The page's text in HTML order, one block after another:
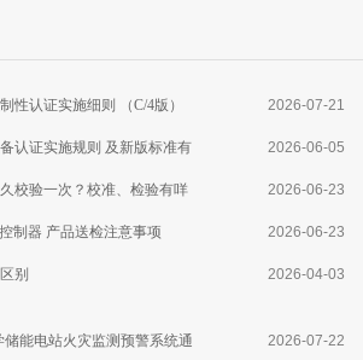
性认证实施细则 （C/4版）
产品新版 国家标准有关要求
2026-07-21
认证实施规则 及新版标准有 2026-06-05
校验一次？校准、检验有咩 2026-06-23
制器 产品送检注意事项 2026-06-23
别 2026-04-03
储能电站火灾监测预警系统通 2026-07-22